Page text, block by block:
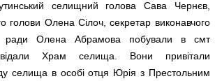
селищний голова Сава Чернєв,
голови Олена Сілоч, секретар виконавчого
ради Олена Абрамова побували в смт
Храм селища. Вони привітали
селища в особі отця Юрія з Престольним